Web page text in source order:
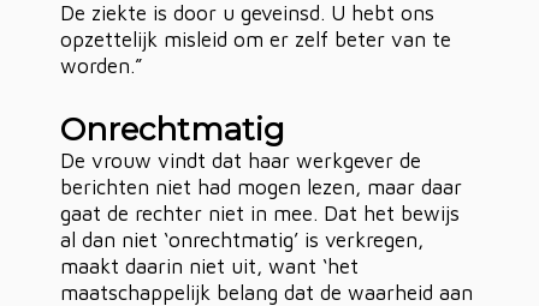
De ziekte is door u geveinsd. U hebt ons
opzettelijk misleid om er zelf beter van te
worden.”
Onrechtmatig
De vrouw vindt dat haar werkgever de
berichten niet had mogen lezen, maar daar
gaat de rechter niet in mee. Dat het bewijs
al dan niet ‘onrechtmatig’ is verkregen,
maakt daarin niet uit, want ‘het
maatschappelijk belang dat de waarheid aan